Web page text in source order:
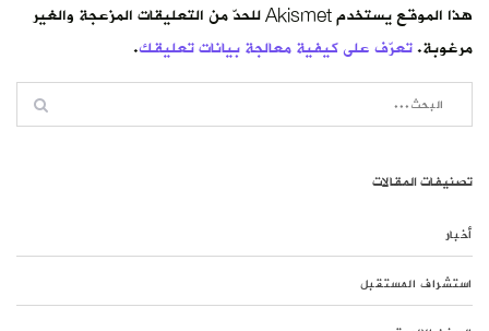
هذا الموقع يستخدم Akismet للحدّ من التعليقات المزعجة والغير
مرغوبة.تعرّف على كيفية معالجة بيانات تعليقك.
تصنيفات المقالات
أخبار
استشراف المستقبل